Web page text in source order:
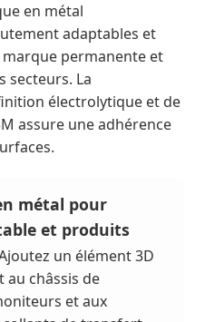
en métal
adaptables et
permanente et
secteurs. La
électrolytique et de
assure une adhérence
métal pour
et produits
un élément 3D
au châssis de
et aux